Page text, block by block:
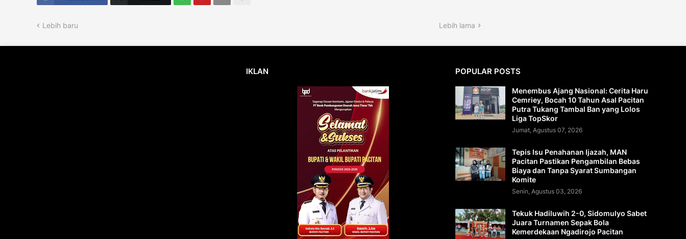
Lebih baru Lebih lama
IKLAN POPULAR POSTS
Menembus Ajang Nasional: Cerita Haru
Cemriey, Bocah 10 Tahun Asal Pacitan
Putra Tukang Tambal Ban yang Lolos
Liga TopSkor
Jumat, Agustus 07, 2026
Tepis Isu Penahanan Ijazah, MAN
Pacitan Pastikan Pengambilan Bebas
Biaya dan Tanpa Syarat Sumbangan
Komite
Senin, Agustus 03, 2026
Tekuk Hadiluwih 2-0, Sidomulyo Sabet
Juara Turnamen Sepak Bola
Kemerdekaan Ngadirojo Pacitan